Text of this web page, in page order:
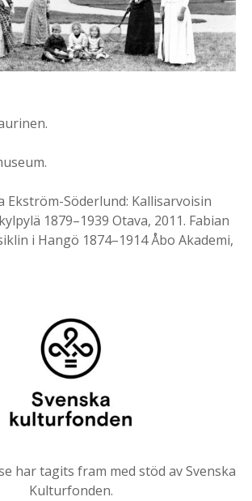
Ekström-Söderlund: Kallisarvoisin
1879–1939 Otava, 2011. Fabian
i Hangö 1874–1914 Åbo Akademi,
har tagits fram med stöd av Svenska
Kulturfonden.